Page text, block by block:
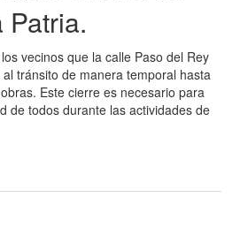
Patria.
vecinos que la calle Paso del Rey
tránsito de manera temporal hasta
Este cierre es necesario para
de todos durante las actividades de